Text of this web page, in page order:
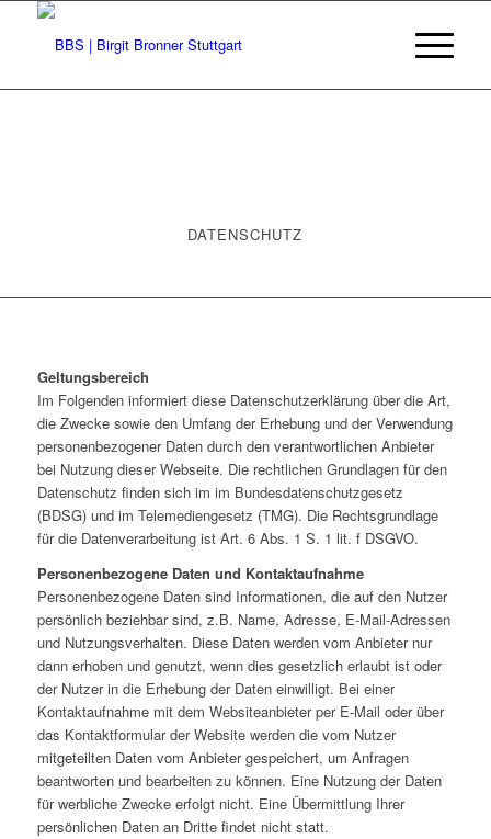
DATENSCHUTZ
Geltungsbereich
Im Folgenden informiert diese Datenschutzerklärung über die Art,
die Zwecke sowie den Umfang der Erhebung und der Verwendung
personenbezogener Daten durch den verantwortlichen Anbieter
bei Nutzung dieser Webseite. Die rechtlichen Grundlagen für den
Datenschutz finden sich im im Bundesdatenschutzgesetz
(BDSG) und im Telemediengesetz (TMG). Die Rechtsgrundlage
für die Datenverarbeitung ist Art. 6 Abs. 1 S. 1 lit. f DSGVO.
Personenbezogene Daten und Kontaktaufnahme
Personenbezogene Daten sind Informationen, die auf den Nutzer
persönlich beziehbar sind, z.B. Name, Adresse, E-Mail-Adressen
und Nutzungsverhalten. Diese Daten werden vom Anbieter nur
dann erhoben und genutzt, wenn dies gesetzlich erlaubt ist oder
der Nutzer in die Erhebung der Daten einwilligt. Bei einer
Kontaktaufnahme mit dem Websiteanbieter per E-Mail oder über
das Kontaktformular der Website werden die vom Nutzer
mitgeteilten Daten vom Anbieter gespeichert, um Anfragen
beantworten und bearbeiten zu können. Eine Nutzung der Daten
für werbliche Zwecke erfolgt nicht. Eine Übermittlung Ihrer
persönlichen Daten an Dritte findet nicht statt.